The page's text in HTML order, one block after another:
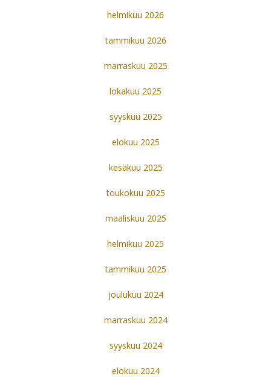
helmikuu 2026
tammikuu 2026
marraskuu 2025
lokakuu 2025
syyskuu 2025
elokuu 2025
kesäkuu 2025
toukokuu 2025
maaliskuu 2025
helmikuu 2025
tammikuu 2025
joulukuu 2024
marraskuu 2024
syyskuu 2024
elokuu 2024